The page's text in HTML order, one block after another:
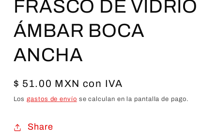
FRASCO DE VIDRIO
ÁMBAR BOCA
ANCHA
Precio
habitual
$ 51.00 MXN con IVA
Losgastos de envío se calculan en la pantalla de pago.
Share